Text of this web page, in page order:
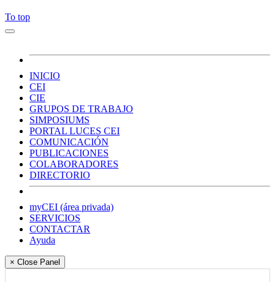
To top
INICIO
CEI
CIE
GRUPOS DE TRABAJO
SIMPOSIUMS
PORTAL LUCES CEI
COMUNICACIÓN
PUBLICACIONES
COLABORADORES
DIRECTORIO
myCEI (área privada)
SERVICIOS
CONTACTAR
Ayuda
× Close Panel